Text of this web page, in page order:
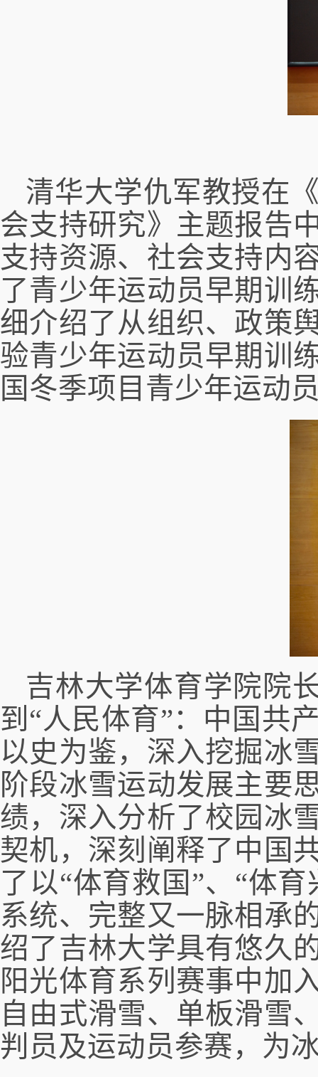
清华大学仇军教授在
会支持研究》主题报告
支持资源、社会支持内
了青少年运动员早期训
细介绍了从组织、政策
验青少年运动员早期训
国冬季项目青少年运动
吉林大学体育学院院
到“人民体育”：中国共
以史为鉴，深入挖掘冰
阶段冰雪运动发展主要
绩，深入分析了校园冰
契机，深刻阐释了中国
了以“体育救国”、“体
系统、完整又一脉相承
绍了吉林大学具有悠久
阳光体育系列赛事中加
自由式滑雪、单板滑雪
判员及运动员参赛，为